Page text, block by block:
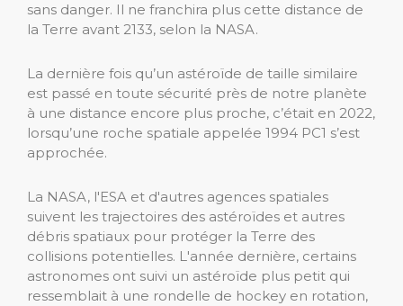
sans danger. Il ne franchira plus cette distance de
la Terre avant 2133, selon la NASA.
La dernière fois qu’un astéroïde de taille similaire
est passé en toute sécurité près de notre planète
à une distance encore plus proche, c’était en 2022,
lorsqu’une roche spatiale appelée 1994 PC1 s’est
approchée.
La NASA, l'ESA et d'autres agences spatiales
suivent les trajectoires des astéroïdes et autres
débris spatiaux pour protéger la Terre des
collisions potentielles. L'année dernière, certains
astronomes ont suivi un astéroïde plus petit qui
ressemblait à une rondelle de hockey en rotation,